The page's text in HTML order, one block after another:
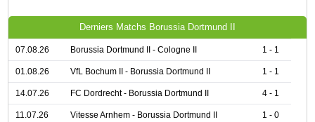
Derniers Matchs Borussia Dortmund II
07.08.26 Borussia Dortmund II - Cologne II 1 - 1
01.08.26 VfL Bochum II - Borussia Dortmund II 1 - 1
14.07.26 FC Dordrecht - Borussia Dortmund II 4 - 1
11.07.26 Vitesse Arnhem - Borussia Dortmund II 1 - 0